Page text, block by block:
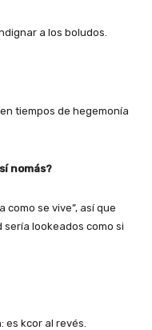
a los boludos.
tiempos de hegemonía
nomás?
como se vive”, así que
sería lookeados como si
es kcor al revés.